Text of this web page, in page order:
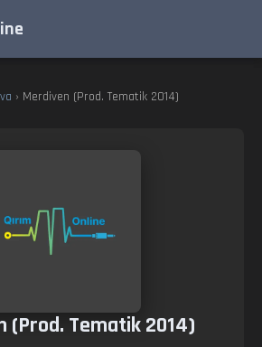
› Merdiven (Prod. Tematik 2014)
(Prod. Tematik 2014)